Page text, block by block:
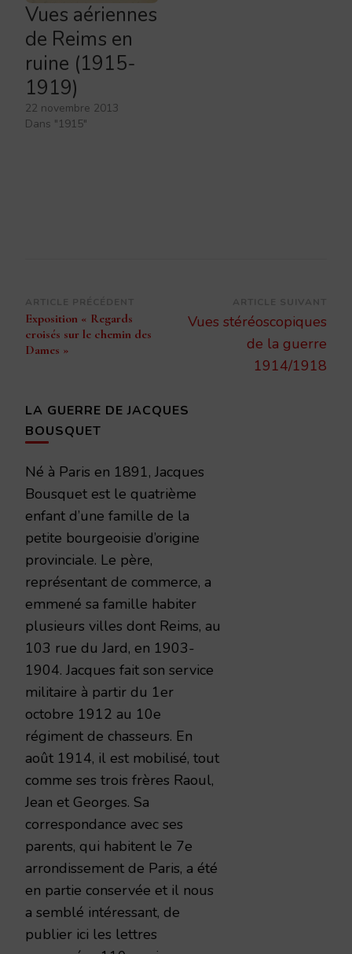
Vues aériennes
de Reims en
ruine (1915-
1919)
22 novembre 2013
Dans "1915"
Navigation
d’article
Exposition « Regards
croisés sur le chemin des
Dames »
Vues stéréoscopiques
de la guerre
1914/1918
LA GUERRE DE JACQUES
BOUSQUET
Né à Paris en 1891, Jacques
Bousquet est le quatrième
enfant d’une famille de la
petite bourgeoisie d’origine
provinciale. Le père,
représentant de commerce, a
emmené sa famille habiter
plusieurs villes dont Reims, au
103 rue du Jard, en 1903-
1904. Jacques fait son service
militaire à partir du 1er
octobre 1912 au 10e
régiment de chasseurs. En
août 1914, il est mobilisé, tout
comme ses trois frères Raoul,
Jean et Georges. Sa
correspondance avec ses
parents, qui habitent le 7e
arrondissement de Paris, a été
en partie conservée et il nous
a semblé intéressant, de
publier ici les lettres